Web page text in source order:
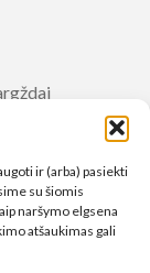
ir (arba) pasiekti
su šiomis
naršymo elgsena
atšaukimas gali